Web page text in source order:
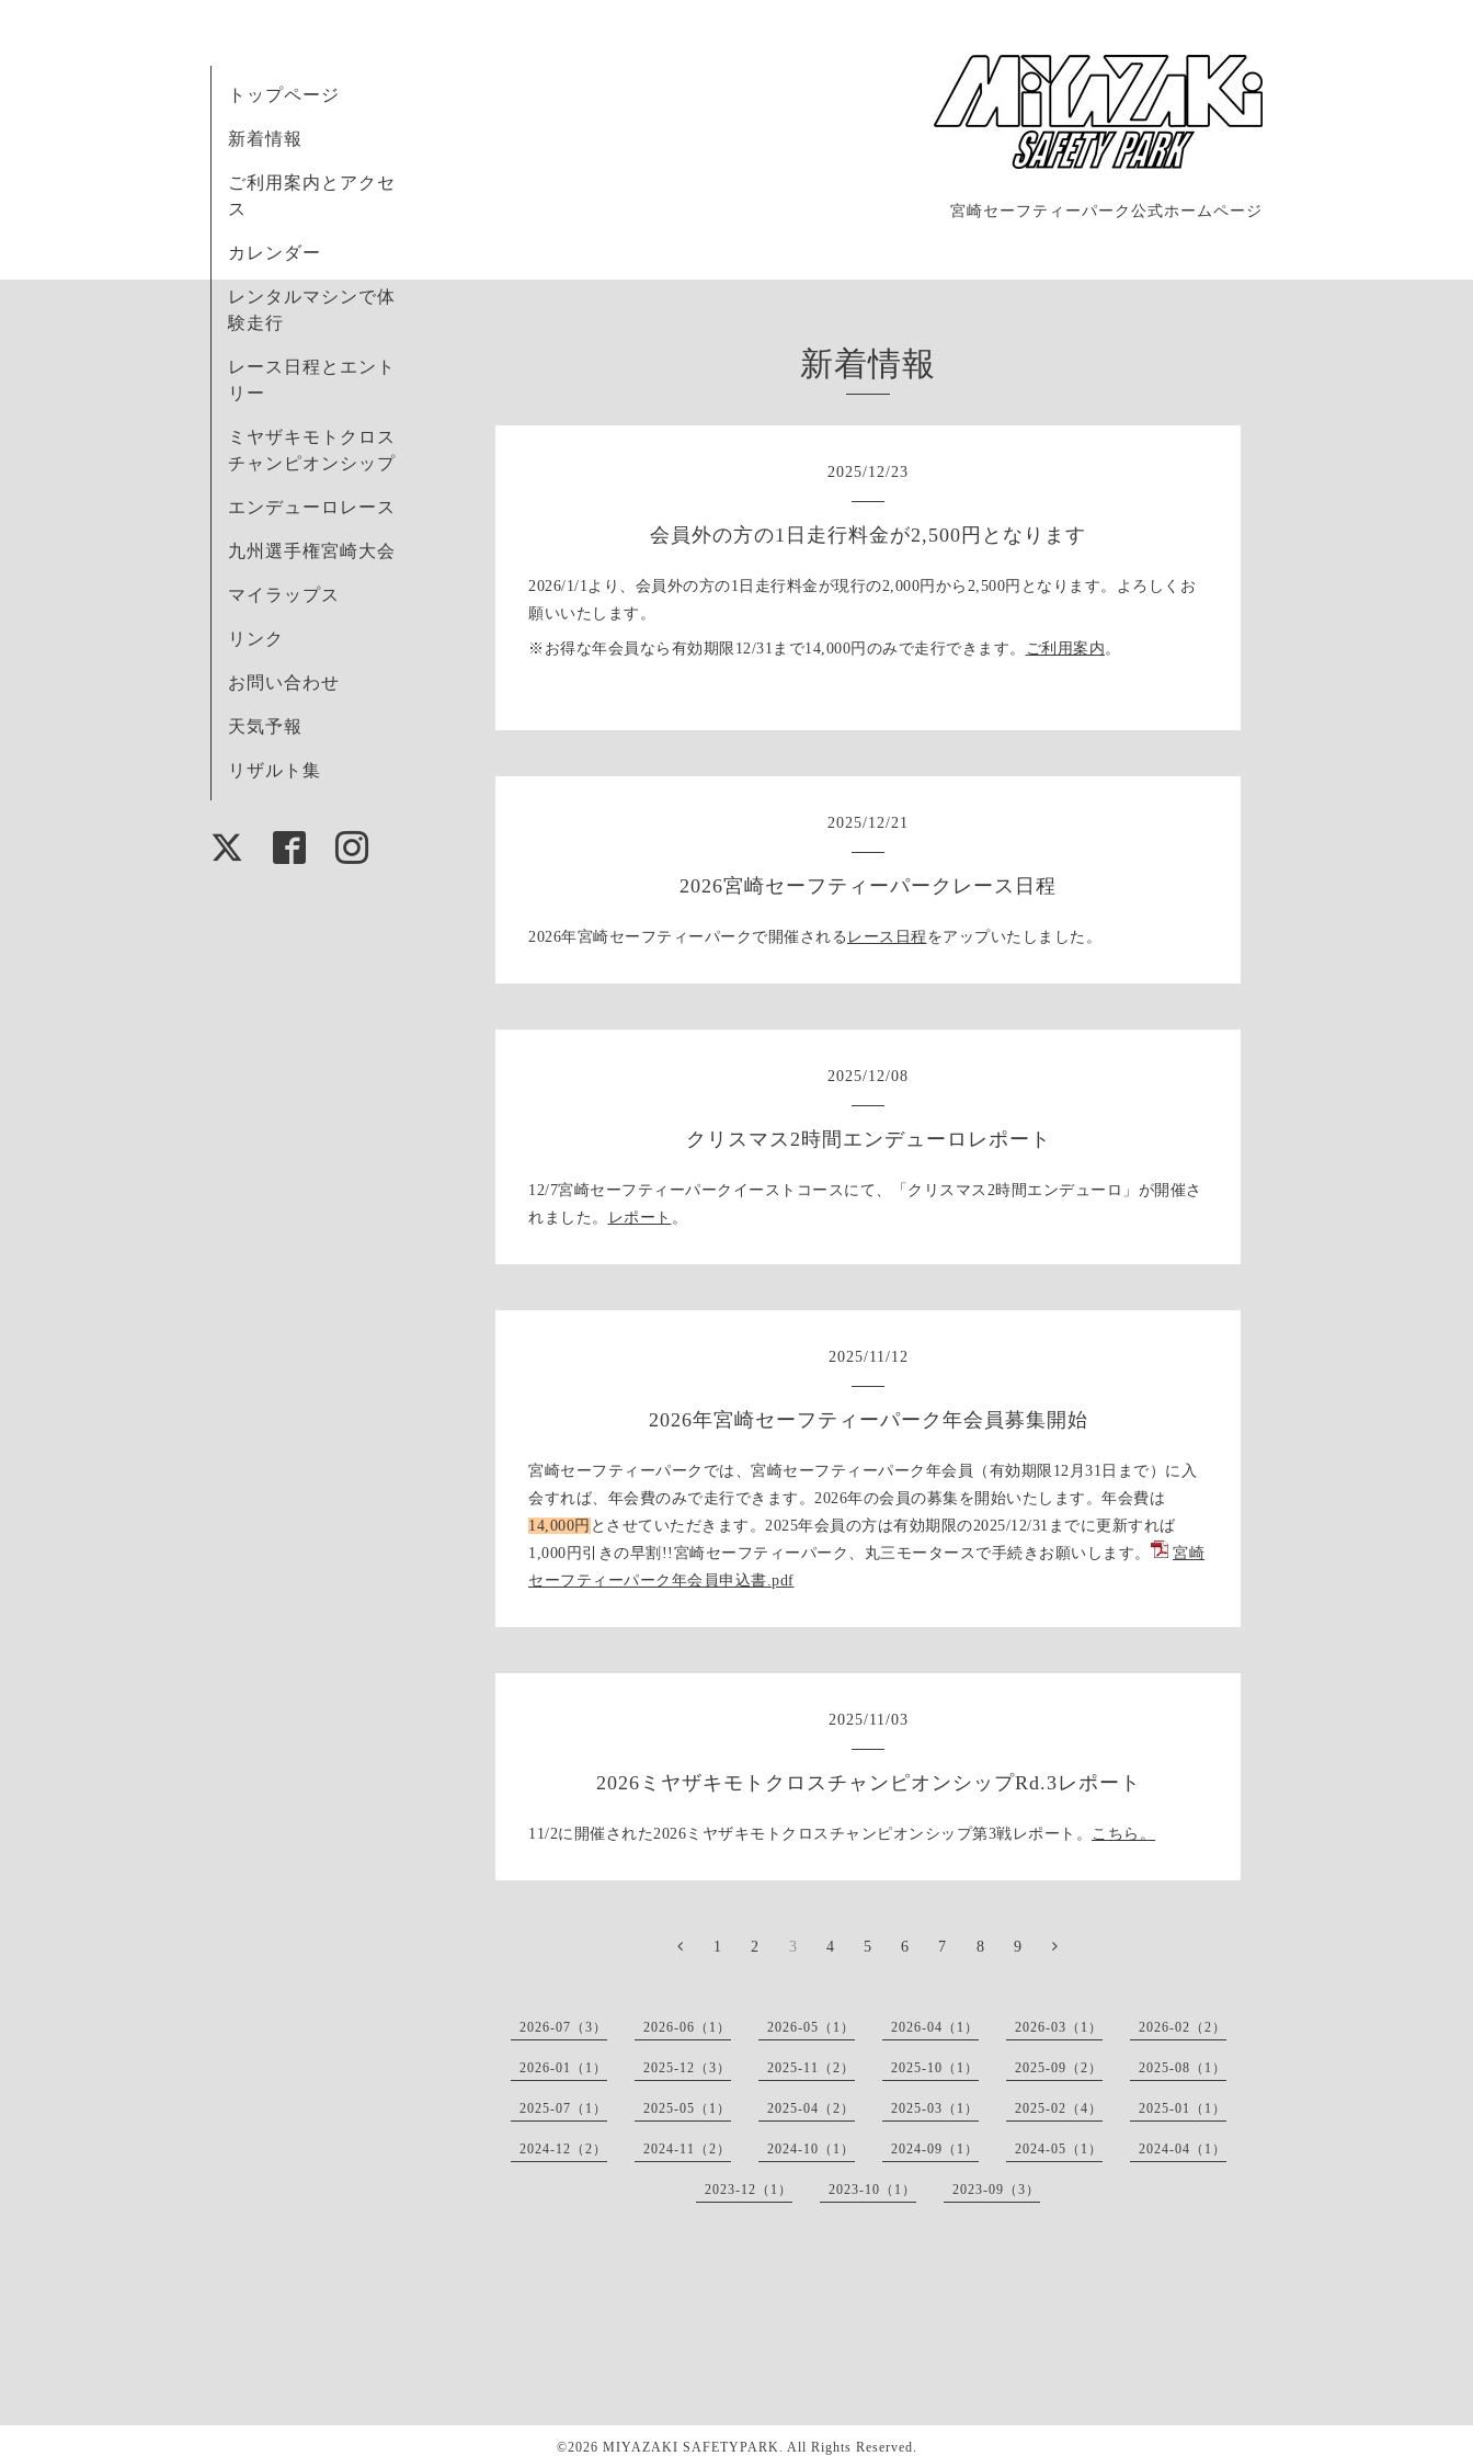
宮崎セーフティーパーク公式ホームページ
トップページ
新着情報
ご利用案内とアクセ
ス
カレンダー
レンタルマシンで体
験走行
レース日程とエント
リー
ミヤザキモトクロス
チャンピオンシップ
エンデューロレース
九州選手権宮崎大会
マイラップス
リンク
お問い合わせ
天気予報
リザルト集
新着情報
2025/12/23
会員外の方の1日走行料金が2,500円となります
2026/1/1より、会員外の方の1日走行料金が現行の2,000円から2,500円となります。よろしくお
願いいたします。
※お得な年会員なら有効期限12/31まで14,000円のみで走行できます。 ご利用案内。
2025/12/21
2026宮崎セーフティーパークレース日程
2026年宮崎セーフティーパークで開催される レース日程 をアップいたしました。
2025/12/08
クリスマス2時間エンデューロレポート
12/7宮崎セーフティーパークイーストコースにて、「クリスマス2時間エンデューロ」が開催さ
れました。
レポート 。
2025/11/12
2026年宮崎セーフティーパーク年会員募集開始
宮崎セーフティーパークでは、宮崎セーフティーパーク年会員（有効期限12月31日まで）に入
会すれば、年会費のみで走行できます。2026年の会員の募集を開始いたします。年会費は
14,000円 とさせていただきます。2025年会員の方は有効期限の2025/12/31までに更新すれば
1,000円引きの早割!!宮崎セーフティーパーク、丸三モータースで手続きお願いします。
宮崎
セーフティーパーク年会員申込書.pdf
2025/11/03
2026ミヤザキモトクロスチャンピオンシップRd.3レポート
11/2に開催された2026ミヤザキモトクロスチャンピオンシップ第3戦レポート。 こちら。
1 2 3 4 5 6 7 8 9
2026-07（3） 2026-06（1） 2026-05（1） 2026-04（1） 2026-03（1） 2026-02（2）
2026-01（1） 2025-12（3） 2025-11（2） 2025-10（1） 2025-09（2） 2025-08（1）
2025-07（1） 2025-05（1） 2025-04（2） 2025-03（1） 2025-02（4） 2025-01（1）
2024-12（2） 2024-11（2） 2024-10（1） 2024-09（1） 2024-05（1） 2024-04（1）
2023-12（1） 2023-10（1） 2023-09（3）
©2026 MIYAZAKI SAFETYPARK. All Rights Reserved.